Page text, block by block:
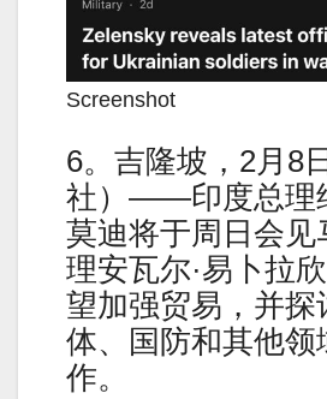
Screenshot
6。吉隆坡，2月8
社）——印度总理
莫迪将于周日会见
理安瓦尔·易卜拉
望加强贸易，并探
体、国防和其他领
作。